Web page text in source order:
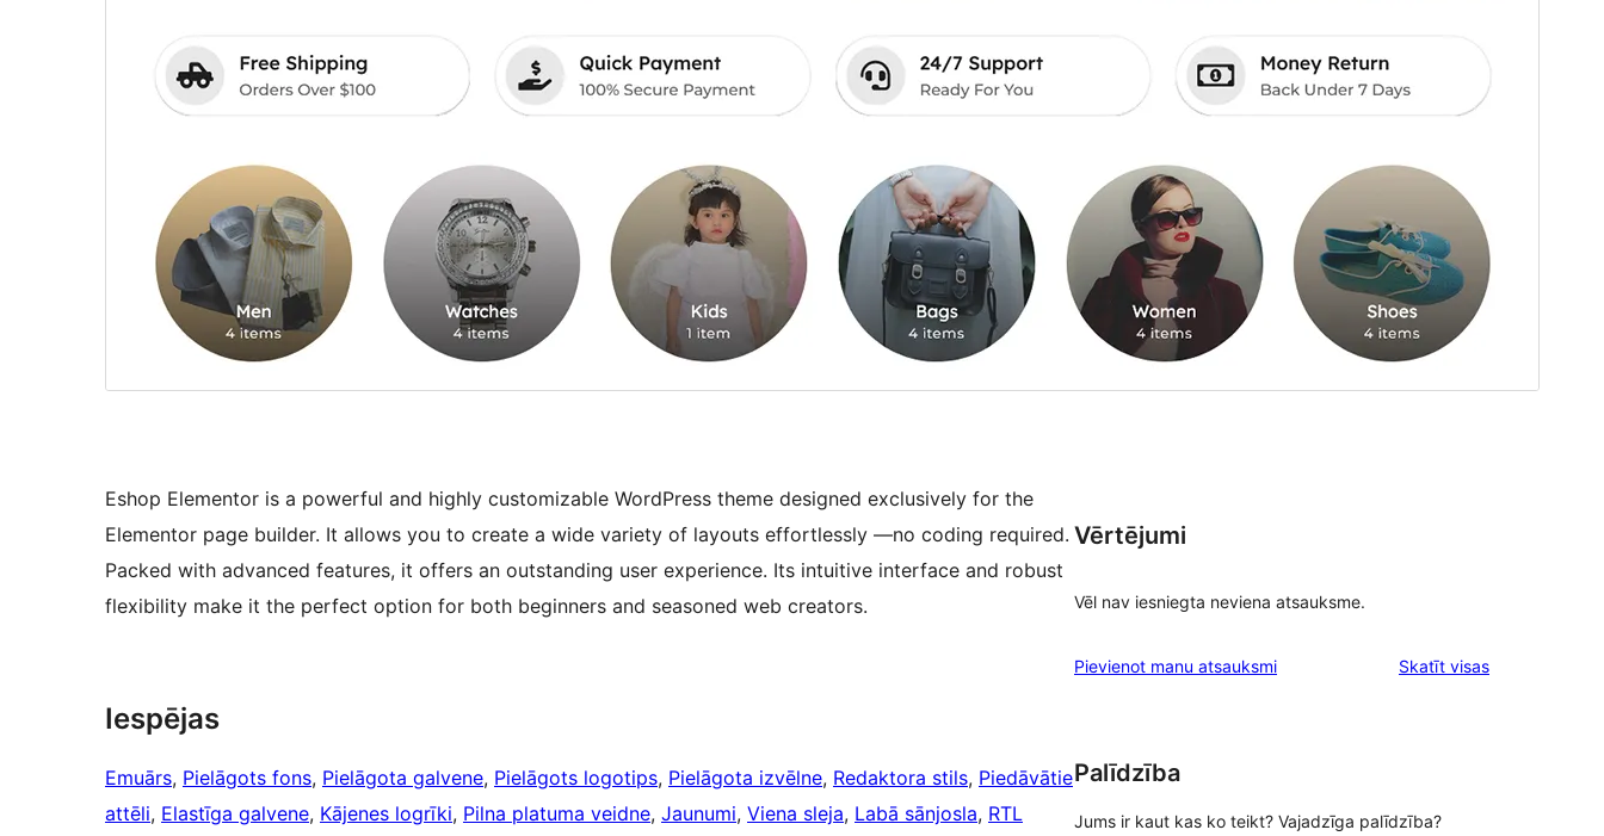
Eshop Elementor is a powerful and highly customizable WordPress theme designed exclusively for the
Elementor page builder. It allows you to create a wide variety of layouts effortlessly —no coding required.
Packed with advanced features, it offers an outstanding user experience. Its intuitive interface and robust
flexibility make it the perfect option for both beginners and seasoned web creators.
Iespējas
Emuārs, Pielāgots fons, Pielāgota galvene, Pielāgots logotips, Pielāgota izvēlne, Redaktora stils, Piedāvātie
attēli, Elastīga galvene, Kājenes logrīki, Pilna platuma veidne, Jaunumi, Viena sleja, Labā sānjosla, RTL
Vērtējumi
Vēl nav iesniegta neviena atsauksme.
Pievienot manu atsauksmi Skatīt visasatsauksmes
Palīdzība
Jums ir kaut kas ko teikt? Vajadzīga palīdzība?